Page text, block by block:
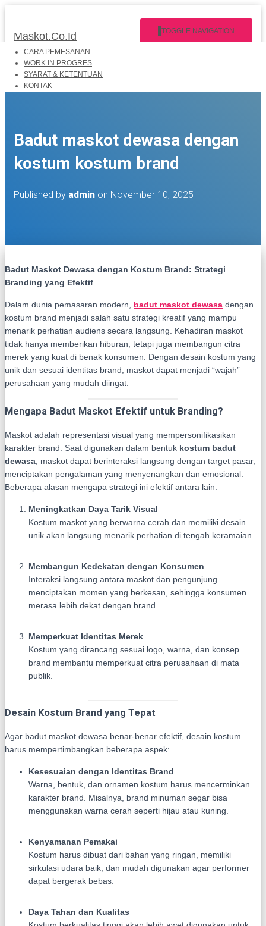
Maskot.Co.Id TOGGLE NAVIGATION
CARA PEMESANAN
WORK IN PROGRES
SYARAT & KETENTUAN
KONTAK
Badut maskot dewasa dengan
kostum kostum brand
Published by admin on November 10, 2025
Badut Maskot Dewasa dengan Kostum Brand: Strategi
Branding yang Efektif
Dalam dunia pemasaran modern, badut maskot dewasa dengan
kostum brand menjadi salah satu strategi kreatif yang mampu
menarik perhatian audiens secara langsung. Kehadiran maskot
tidak hanya memberikan hiburan, tetapi juga membangun citra
merek yang kuat di benak konsumen. Dengan desain kostum yang
unik dan sesuai identitas brand, maskot dapat menjadi “wajah”
perusahaan yang mudah diingat.
Mengapa Badut Maskot Efektif untuk Branding?
Maskot adalah representasi visual yang mempersonifikasikan
karakter brand. Saat digunakan dalam bentuk kostum badut
dewasa , maskot dapat berinteraksi langsung dengan target pasar,
menciptakan pengalaman yang menyenangkan dan emosional.
Beberapa alasan mengapa strategi ini efektif antara lain:
Meningkatkan Daya Tarik Visual
Kostum maskot yang berwarna cerah dan memiliki desain
unik akan langsung menarik perhatian di tengah keramaian.
Membangun Kedekatan dengan Konsumen
Interaksi langsung antara maskot dan pengunjung
menciptakan momen yang berkesan, sehingga konsumen
merasa lebih dekat dengan brand.
Memperkuat Identitas Merek
Kostum yang dirancang sesuai logo, warna, dan konsep
brand membantu memperkuat citra perusahaan di mata
publik.
Desain Kostum Brand yang Tepat
Agar badut maskot dewasa benar-benar efektif, desain kostum
harus mempertimbangkan beberapa aspek:
Kesesuaian dengan Identitas Brand
Warna, bentuk, dan ornamen kostum harus mencerminkan
karakter brand. Misalnya, brand minuman segar bisa
menggunakan warna cerah seperti hijau atau kuning.
Kenyamanan Pemakai
Kostum harus dibuat dari bahan yang ringan, memiliki
sirkulasi udara baik, dan mudah digunakan agar performer
dapat bergerak bebas.
Daya Tahan dan Kualitas